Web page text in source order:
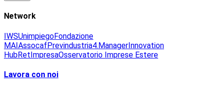
Network
IWSUnimpiegoFondazione
MAIAssocafPrevindustria4.ManagerInnovation
HubRetImpresaOsservatorio Imprese Estere
Lavora con noi